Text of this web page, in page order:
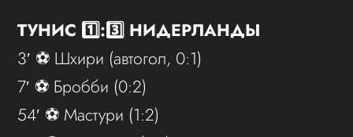
ТУНИС 1️⃣:3️⃣ НИДЕРЛАНДЫ
3′ ⚽️ Шхири (автогол, 0:1)
7′ ⚽️ Бробби (0:2)
54′ ⚽️ Мастури (1:2)